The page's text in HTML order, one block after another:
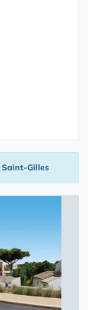
Saint-Gilles